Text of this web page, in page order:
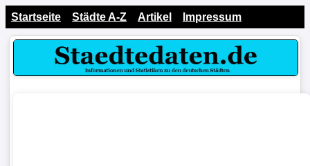
Startseite Städte A-Z Artikel Impressum